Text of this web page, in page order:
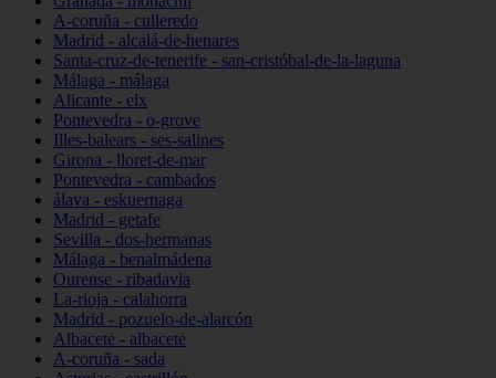
A-coruña - culleredo
Madrid - alcalá-de-henares
Santa-cruz-de-tenerife - san-cristóbal-de-la-laguna
Málaga - málaga
Alicante - elx
Pontevedra - o-grove
Illes-balears - ses-salines
Girona - lloret-de-mar
Pontevedra - cambados
álava - eskuernaga
Madrid - getafe
Sevilla - dos-hermanas
Málaga - benalmádena
Ourense - ribadavia
La-rioja - calahorra
Madrid - pozuelo-de-alarcón
Albacete - albacete
A-coruña - sada